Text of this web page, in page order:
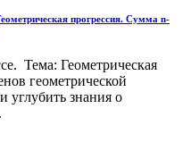
прогрессия. Сумма n-
Тема: Геометрическая
геометрической
углубить знания о